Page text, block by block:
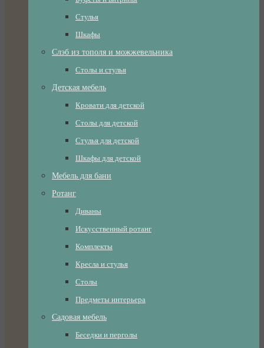
Стулья
Шкафы
Слэб из тополя и можжевельника
Столы и стулья
Детская мебель
Кровати для детской
Столы для детской
Стулья для детской
Шкафы для детской
Мебель для бани
Ротанг
Диваны
Искусственный ротанг
Комплекты
Кресла и стулья
Столы
Предметы интерьера
Садовая мебель
Беседки и перголы